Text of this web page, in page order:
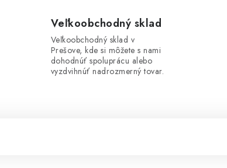
Veľkoobchodný sklad
Veľkoobchodný sklad v
Prešove, kde si môžete s nami
dohodnúť spoluprácu alebo
vyzdvihnúť nadrozmerný tovar.